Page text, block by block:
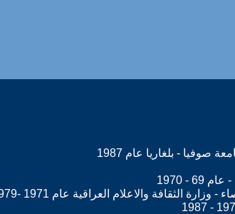
- بلغاريا عام 1987
- 1970
الثقافة والاعلام العراقية عام 1971 -1979